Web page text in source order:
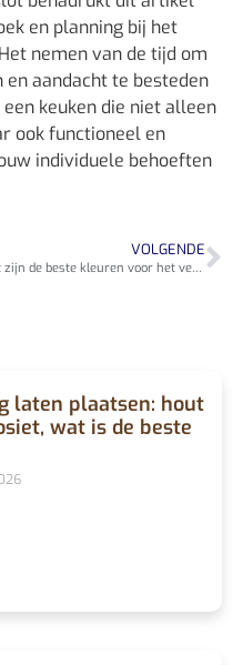
en planning bij het
nemen van de tijd om
aandacht te besteden
keuken die niet alleen
ook functioneel en
individuele behoeften
VOLGENDE
Dit zijn de beste kleuren voor het verven van een babykamer
laten plaatsen: hout
wat is de beste